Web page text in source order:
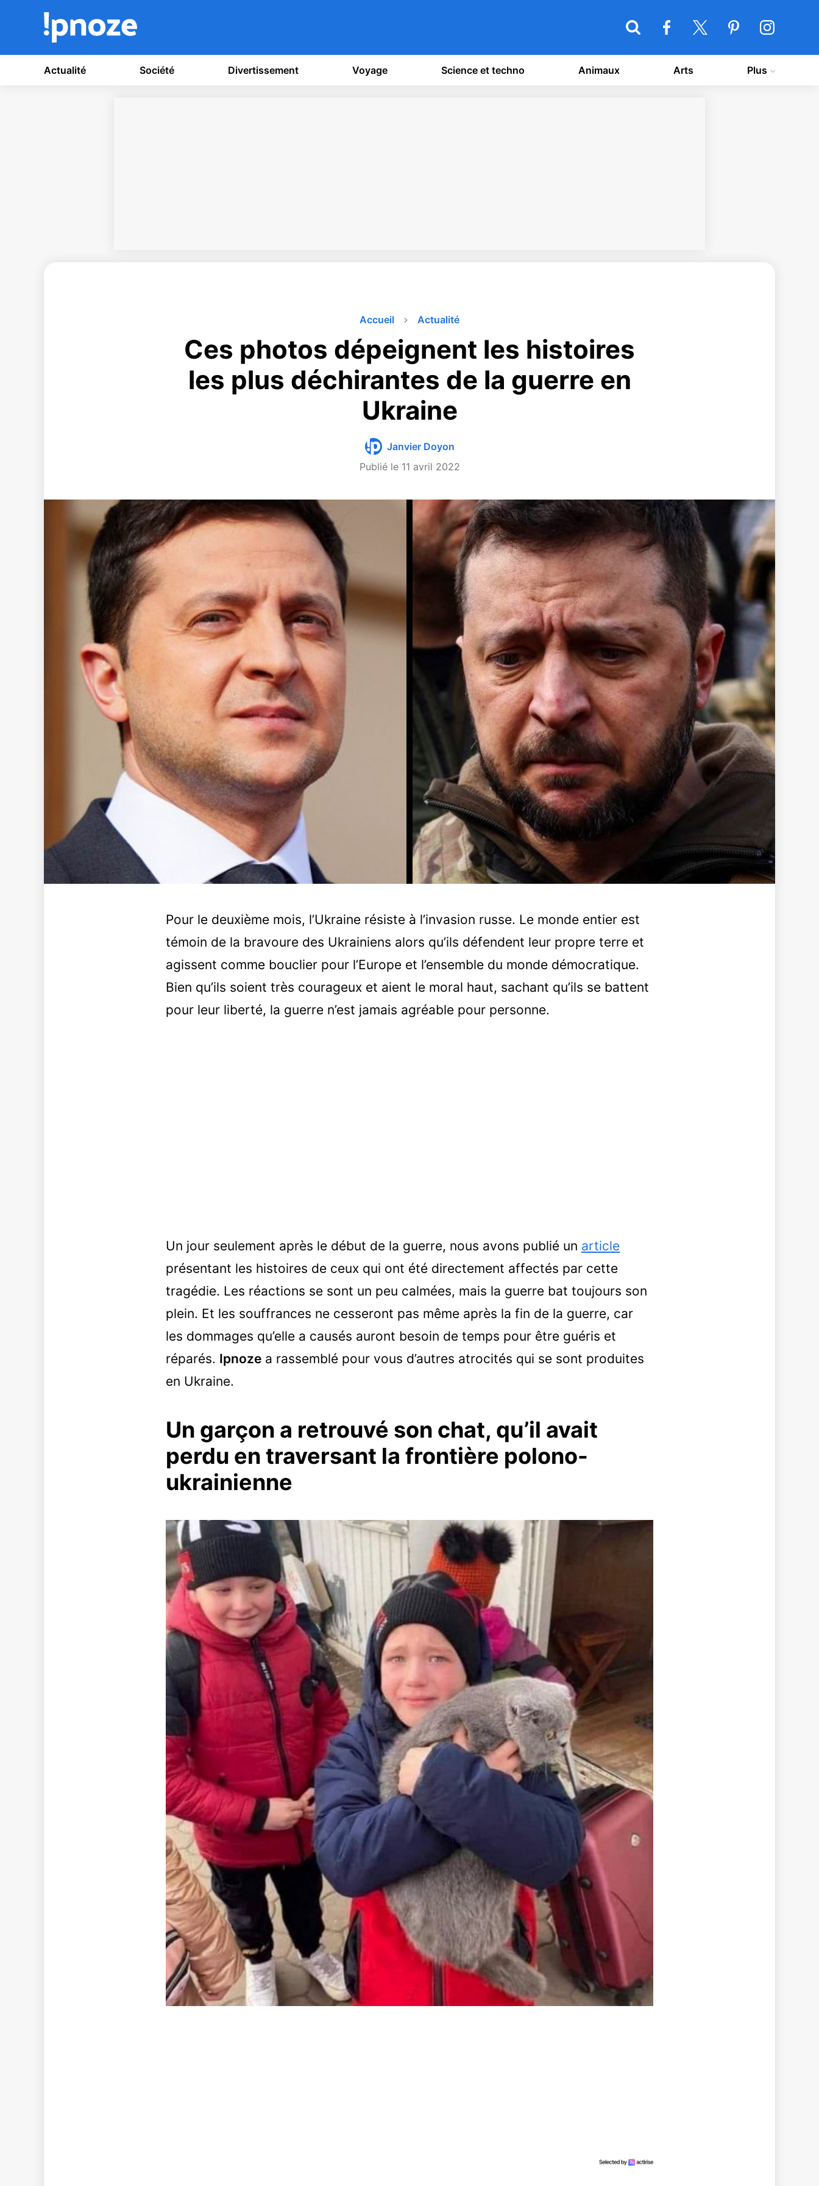
Actualité Société Divertissement Voyage Science et techno Animaux Arts Plus
Accueil Actualité
Ces photos dépeignent les histoires
les plus déchirantes de la guerre en
Ukraine
Janvier Doyon
Publié le 11 avril 2022
Pour le deuxième mois, l’Ukraine résiste à l’invasion russe. Le monde entier est
témoin de la bravoure des Ukrainiens alors qu’ils défendent leur propre terre et
agissent comme bouclier pour l’Europe et l’ensemble du monde démocratique.
Bien qu’ils soient très courageux et aient le moral haut, sachant qu’ils se battent
pour leur liberté, la guerre n’est jamais agréable pour personne.
Un jour seulement après le début de la guerre, nous avons publié un article
présentant les histoires de ceux qui ont été directement affectés par cette
tragédie. Les réactions se sont un peu calmées, mais la guerre bat toujours son
plein. Et les souffrances ne cesseront pas même après la fin de la guerre, car
les dommages qu’elle a causés auront besoin de temps pour être guéris et
réparés. Ipnoze a rassemblé pour vous d’autres atrocités qui se sont produites
en Ukraine.
Un garçon a retrouvé son chat, qu’il avait
perdu en traversant la frontière polono-
ukrainienne